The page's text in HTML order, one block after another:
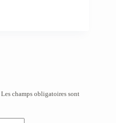
Les champs obligatoires sont